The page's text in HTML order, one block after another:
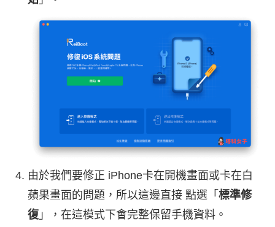
由於我們要修正 iPhone卡在開機畫面或卡在白
蘋果畫面的問題，所以這邊直接 點選「 標準修
復 」，在這模式下會完整保留手機資料。